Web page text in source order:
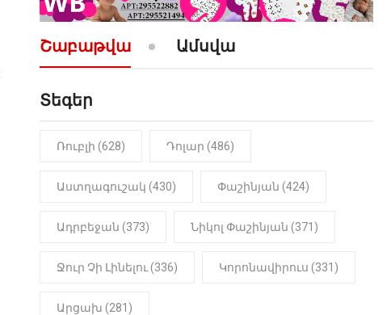
ՔԱՂԱՔԱԿԱՆ 10:52
«Լեզվիդ տալու փոխարեն
արտաբերիր այս երկու
նախադասությունը»․ Իշխան
Նիկոլ Փաշինյան
ԻՐԱԴԱՐՁԱՅԻՆ 22:01
հայտնաբերվել է
մանկապղծության համար
մարմինը
Շաբաթվա Ամսվա
Տեգեր
Ռուբլի (628) Դոլար (486)
Աստղագուշակ (430) Փաշինյան (424)
Ադրբեջան (373) Նիկոլ Փաշինյան (371)
Ջուր Չի Լինելու (336) Կորոնավիրուս (331)
Արցախ (281)